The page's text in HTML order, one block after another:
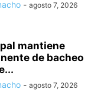
- agosto 7, 2026
mantiene
de bacheo
- agosto 7, 2026